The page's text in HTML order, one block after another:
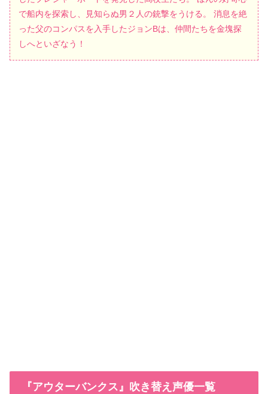
で船内を探索し、見知らぬ男２人の銃撃をうける。 消息を絶
った父のコンパスを入手したジョンBは、仲間たちを金塊探
しへといざなう！
『アウターバンクス』吹き替え声優一覧